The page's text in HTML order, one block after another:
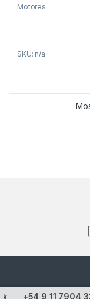
+54 9 11 7904
Motores
SKU: n/a